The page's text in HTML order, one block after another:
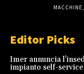
Editor Picks
Imer annuncia
impianto self-